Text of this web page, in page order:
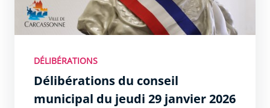
DÉLIBÉRATIONS
Délibérations du conseil
municipal du jeudi 29 janvier 2026